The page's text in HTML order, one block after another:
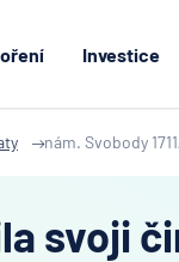
Investice
nám. Svobody
svoji